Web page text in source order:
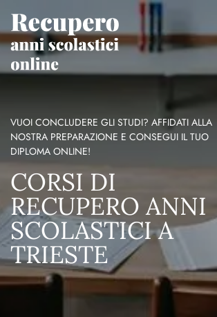
CORSI DI
RECUPERO ANNI
SCOLASTICI A
TRIESTE
VUOI CONCLUDERE GLI STUDI? AFFIDATI ALLA
NOSTRA PREPARAZIONE E CONSEGUI IL TUO
DIPLOMA ONLINE!